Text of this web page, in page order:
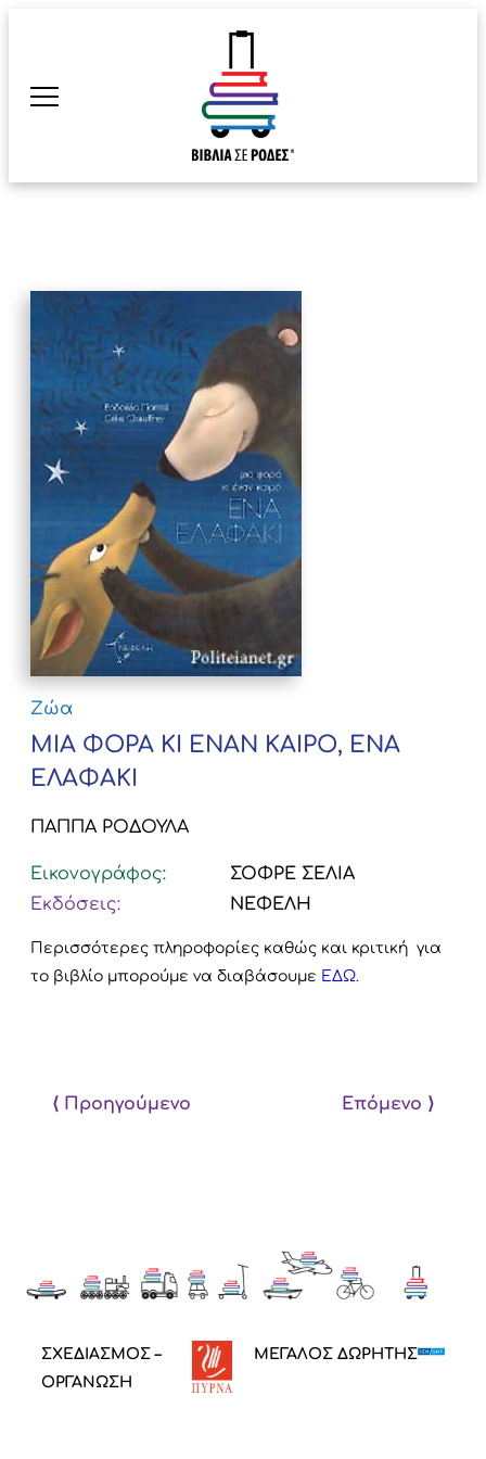
Ζώα
ΜΙΑ ΦΟΡΑ ΚΙ ΕΝΑΝ ΚΑΙΡΟ, ΕΝΑ
ΕΛΑΦΑΚΙ
ΠΑΠΠΑ ΡΟΔΟΥΛΑ
Εικονογράφος:
ΣΟΦΡΕ ΣΕΛΙΑ
Εκδόσεις:
ΝΕΦΕΛΗ
Περισσότερες πληροφορίες καθώς και κριτική για
το βιβλίο μπορούμε να διαβάσουμε ΕΔΩ.
⟨ Προηγούμενο Επόμενο ⟩
ΣΧΕΔΙΑΣΜΟΣ –
ΟΡΓΑΝΩΣΗ
ΜΕΓΑΛΟΣ ΔΩΡΗΤΗΣ